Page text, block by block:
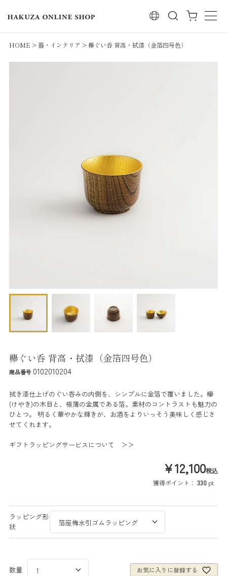
検索
HOME 器・インテリア 欅ぐい呑 背高・拭漆（金箔四号色）
欅ぐい呑 背高・拭漆（金箔四号色）
商品番号 0102010204
拭き漆仕上げのぐい呑みの内側を、シンプルに金箔で覆いました。欅
(けやき)の木目と、極薄の金属である箔。素材のコントラストも魅力の
ひとつ。 明るく華やかな輝きが、お酒をよりいっそう美味しく感じさ
せてくれます。
ギフトラッピングサービスについて ＞＞
¥12,100税込
獲得ポイント： 330 pt
ラッピング形
状
お気に入りに登録する